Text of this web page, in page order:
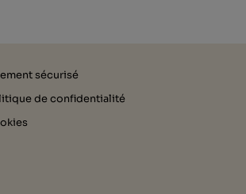
sécurisé
de confidentialité